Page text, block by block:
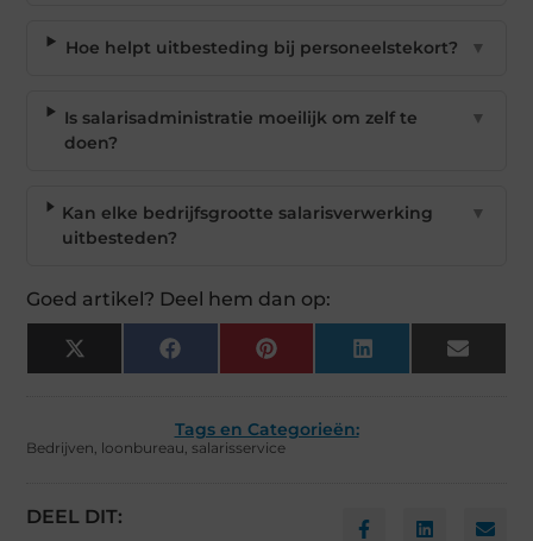
Hoe helpt uitbesteding bij personeelstekort? ▼
Is salarisadministratie moeilijk om zelf te
doen?
▼
Kan elke bedrijfsgrootte salarisverwerking
uitbesteden?
▼
Goed artikel? Deel hem dan op:
X
(Twitter)
Facebook Pinterest LinkedIn Email
Tags en Categorieën:
Bedrijven, loonbureau, salarisservice
DEEL DIT: